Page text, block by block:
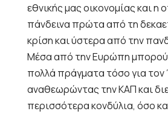
εθνικής μας οικονομίας και η
πάνδεινα πρώτα από τη
κρίση και ύστερα από την
Μέσα από την Ευρώπη
πολλά πράγματα τόσο για τον
αναθεωρώντας την ΚΑΠ και
περισσότερα κονδύλια, όσο